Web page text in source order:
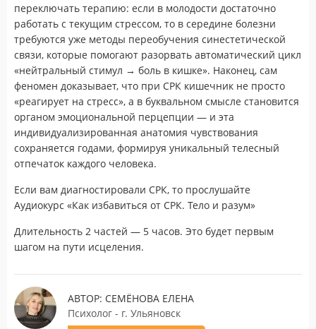
переключать терапию: если в молодости достаточно
работать с текущим стрессом, то в середине болезни
требуются уже методы переобучения синестетической
связи, которые помогают разорвать автоматический цикл
«нейтральный стимул → боль в кишке». Наконец, сам
феномен доказывает, что при СРК кишечник не просто
«реагирует на стресс», а в буквальном смысле становится
органом эмоциональной перцепции — и эта
индивидуализированная анатомия чувствования
сохраняется годами, формируя уникальный телесный
отпечаток каждого человека.
Если вам диагностировали СРК, то прослушайте
Аудиокурс «Как избавиться от СРК. Тело и разум»
Длительность 2 частей — 5 часов. Это будет первым
шагом на пути исцеления.
АВТОР: СЕМЁНОВА ЕЛЕНА
Психолог - г. Ульяновск